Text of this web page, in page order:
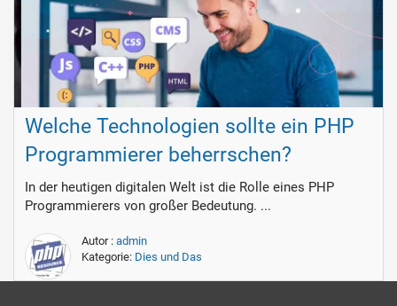
Welche Technologien sollte ein PHP
Programmierer beherrschen?
In der heutigen digitalen Welt ist die Rolle eines PHP
Programmierers von großer Bedeutung. ...
Autor : admin
Kategorie: Dies und Das